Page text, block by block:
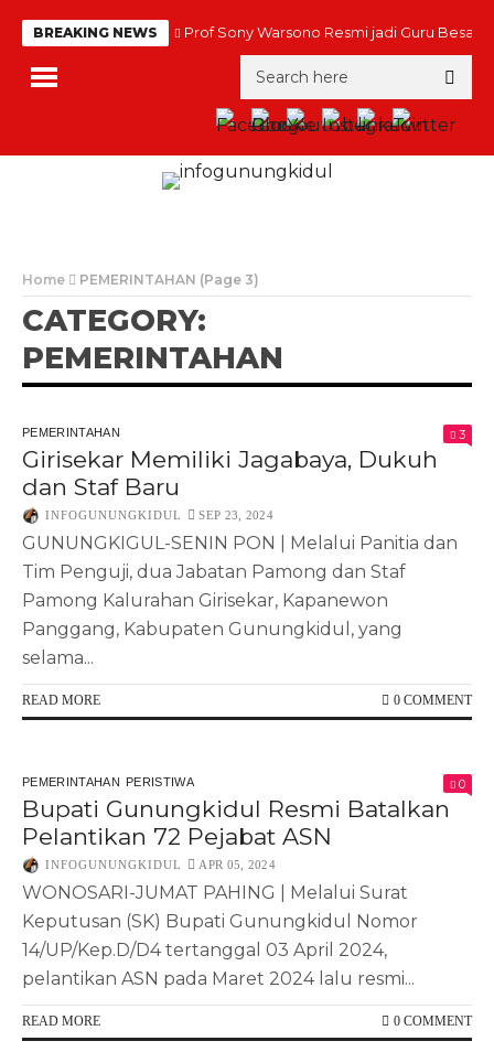
BREAKING NEWS Prof Sony Warsono Resmi jadi Guru Besar
Home PEMERINTAHAN (Page 3)
CATEGORY:
PEMERINTAHAN
PEMERINTAHAN 3
Girisekar Memiliki Jagabaya, Dukuh
dan Staf Baru
INFOGUNUNGKIDUL SEP 23, 2024
GUNUNGKIGUL-SENIN PON | Melalui Panitia dan
Tim Penguji, dua Jabatan Pamong dan Staf
Pamong Kalurahan Girisekar, Kapanewon
Panggang, Kabupaten Gunungkidul, yang
selama...
READ MORE 0 COMMENT
PEMERINTAHAN PERISTIWA 0
Bupati Gunungkidul Resmi Batalkan
Pelantikan 72 Pejabat ASN
INFOGUNUNGKIDUL APR 05, 2024
WONOSARI-JUMAT PAHING | Melalui Surat
Keputusan (SK) Bupati Gunungkidul Nomor
14/UP/Kep.D/D4 tertanggal 03 April 2024,
pelantikan ASN pada Maret 2024 lalu resmi...
READ MORE 0 COMMENT